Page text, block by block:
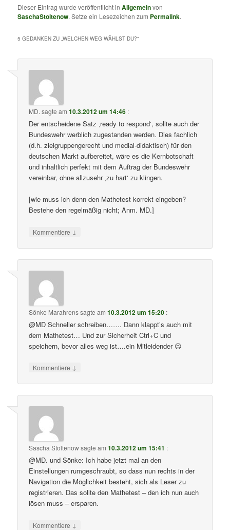
Dieser Eintrag wurde veröffentlicht inAllgemeinvon
SaschaStoltenow. Setze ein Lesezeichen zum Permalink.
5 GEDANKEN ZU „WELCHEN WEG WÄHLST DU?“
MD. sagte am10.3.2012 um 14:46 :
Der entscheidene Satz ‚ready to respond‘, sollte auch der
Bundeswehr werblich zugestanden werden. Dies fachlich
(d.h. zielgruppengerecht und medial-didaktisch) für den
deutschen Markt aufbereitet, wäre es die Kernbotschaft
und inhaltlich perfekt mit dem Auftrag der Bundeswehr
vereinbar, ohne allzusehr ‚zu hart‘ zu klingen.
[wie muss ich denn den Mathetest korrekt eingeben?
Bestehe den regelmäßig nicht; Anm. MD.]
Kommentiere ↓
Sönke Marahrenssagte am10.3.2012 um 15:20 :
@MD Schneller schreiben……. Dann klappt’s auch mit
dem Mathetest… Und zur Sicherheit Ctrl+C und
speichern, bevor alles weg ist….ein Mitleidender 😉
Kommentiere ↓
Sascha Stoltenowsagte am10.3.2012 um 15:41 :
@MD. und Sönke: Ich habe jetzt mal an den
Einstellungen rumgeschraubt, so dass nun rechts in der
Navigation die Möglichkeit besteht, sich als Leser zu
registrieren. Das sollte den Mathetest – den ich nun auch
lösen muss – ersparen.
Kommentiere ↓